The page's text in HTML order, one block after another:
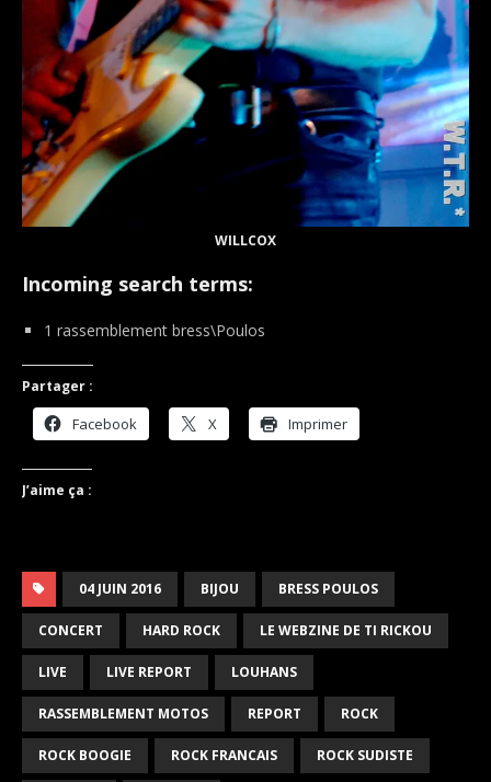
WILLCOX
Incoming search terms:
1 rassemblement bress\Poulos
Partager :
Facebook X Imprimer
J’aime ça :
04 JUIN 2016 BIJOU BRESS POULOS
CONCERT HARD ROCK LE WEBZINE DE TI RICKOU
LIVE LIVE REPORT LOUHANS
RASSEMBLEMENT MOTOS REPORT ROCK
ROCK BOOGIE ROCK FRANCAIS ROCK SUDISTE